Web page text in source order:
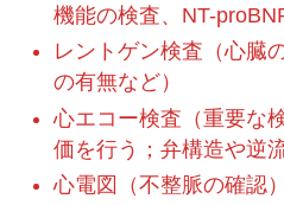
機能の検査、NT-
レントゲン検査（心臓
の有無など）
心エコー検査（重要な
価を行う；弁構造や逆
心電図（不整脈の確認）